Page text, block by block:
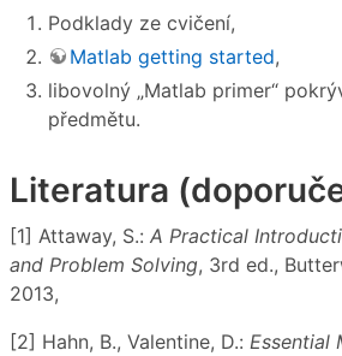
Podklady ze cvičení,
Matlab getting started,
libovolný „Matlab primer“
předmětu.
Literatura
[1] Attaway, S.: A Practical
and Problem Solving, 3rd ed.,
2013,
[2] Hahn, B., Valentine, D.: Essential